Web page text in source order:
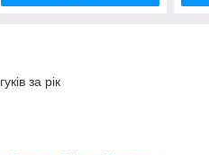
за рік